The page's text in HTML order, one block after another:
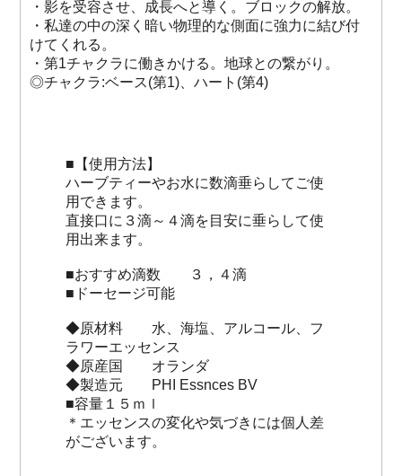
・影を受容させ、成長へと導く。ブロックの解放。
・私達の中の深く暗い物理的な側面に強力に結び付
けてくれる。
・第1チャクラに働きかける。地球との繋がり。
◎チャクラ:ベース(第1)、ハート(第4)
■【使用方法】
ハーブティーやお水に数滴垂らしてご使
用できます。
直接口に３滴～４滴を目安に垂らして使
用出来ます。
■おすすめ滴数 ３，４滴
■ドーセージ可能
◆原材料 水、海塩、アルコール、フ
ラワーエッセンス
◆原産国 オランダ
◆製造元 PHI Essnces BV
■容量１５ｍｌ
＊エッセンスの変化や気づきには個人差
がございます。